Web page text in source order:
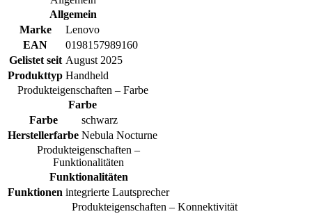
Allgemein
Marke
Lenovo
EAN
0198157989160
Gelistet seit August 2025
Produkttyp Handheld
Produkteigenschaften – Farbe
Farbe
Farbe
schwarz
Herstellerfarbe Nebula Nocturne
Produkteigenschaften –
Funktionalitäten
Funktionalitäten
Funktionen integrierte Lautsprecher
Produkteigenschaften – Konnektivität